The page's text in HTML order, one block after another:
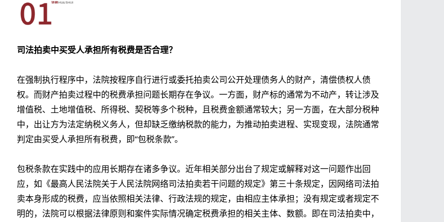
司法拍卖中买受人承担所有税费是否合理？
在强制执行程序中，法院按程序自行进行或委托拍卖公司公开处理债务人的财产，清偿债权人债
权。而财产拍卖过程中的税费承担问题长期存在争议。一方面，财产标的通常为不动产，转让涉及
增值税、土地增值税、所得税、契税等多个税种，且税费金额通常较大；另一方面，在大部分税种
中，出让方为法定纳税义务人，但却缺乏缴纳税款的能力，为推动拍卖进程、实现变现，法院通常
判定由买受人承担所有税费，即“包税条款”。
包税条款在实践中的应用长期存在诸多争议。近年相关部分出台了规定或解释对这一问题作出回
应，如《最高人民法院关于人民法院网络司法拍卖若干问题的规定》第三十条规定，因网络司法拍
卖本身形成的税费，应当依照相关法律、行政法规的规定，由相应主体承担；没有规定或者规定不
明的，法院可以根据法律原则和案件实际情况确定税费承担的相关主体、数额。即在司法拍卖中，